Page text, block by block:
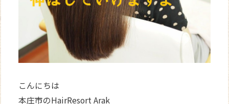
こんにちは
本庄市のHairResort Arak